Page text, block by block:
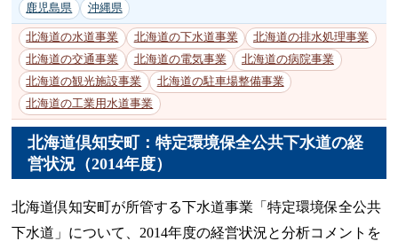
鹿児島県
沖縄県
北海道の水道事業 北海道の下水道事業
北海道の排水処理事業
北海道の交通事業
北海道の電気事業
北海道の病院事業
北海道の観光施設事業
北海道の駐車場整備事業
北海道の工業用水道事業
北海道倶知安町：特定環境保全公共下水道の経
営状況（2014年度）
北海道倶知安町が所管する下水道事業「特定環境保全公共
下水道」について、2014年度の経営状況と分析コメントを